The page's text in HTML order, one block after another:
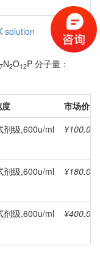
solution
N2O12P 分子量：
市场价
剂级,600u/ml ¥100.00
剂级,600u/ml ¥180.00
剂级,600u/ml ¥400.00